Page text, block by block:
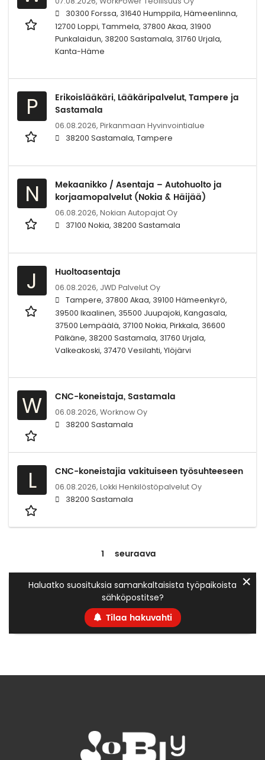
30300 Forssa, 31640 Humppila, Hämeenlinna,
12700 Loppi, Tammela, 37800 Akaa, 31900
Punkalaidun, 38200 Sastamala, 31760 Urjala,
Kanta-Häme
P
Erikoislääkäri, Lääkäripalvelut, Tampere ja
Sastamala
06.08.2026, Pirkanmaan Hyvinvointialue
38200 Sastamala, Tampere
N
Mekaanikko / Asentaja – Autohuolto ja
korjaamopalvelut (Nokia & Häijää)
06.08.2026, Nokian Autopajat Oy
37100 Nokia, 38200 Sastamala
J Huoltoasentaja
06.08.2026, JWD Palvelut Oy
Tampere, 37800 Akaa, 39100 Hämeenkyrö,
39500 Ikaalinen, 35500 Juupajoki, Kangasala,
37500 Lempäälä, 37100 Nokia, Pirkkala, 36600
Pälkäne, 38200 Sastamala, 31760 Urjala,
Valkeakoski, 37470 Vesilahti, Ylöjärvi
W CNC-koneistaja, Sastamala
06.08.2026, Worknow Oy
38200 Sastamala
L CNC-koneistajia vakituiseen työsuhteeseen
06.08.2026, Lokki Henkilöstöpalvelut Oy
38200 Sastamala
1 seuraava
Haluatko suosituksia samankaltaisista työpaikoista
sähköpostitse?
Tilaa hakuvahti
✕